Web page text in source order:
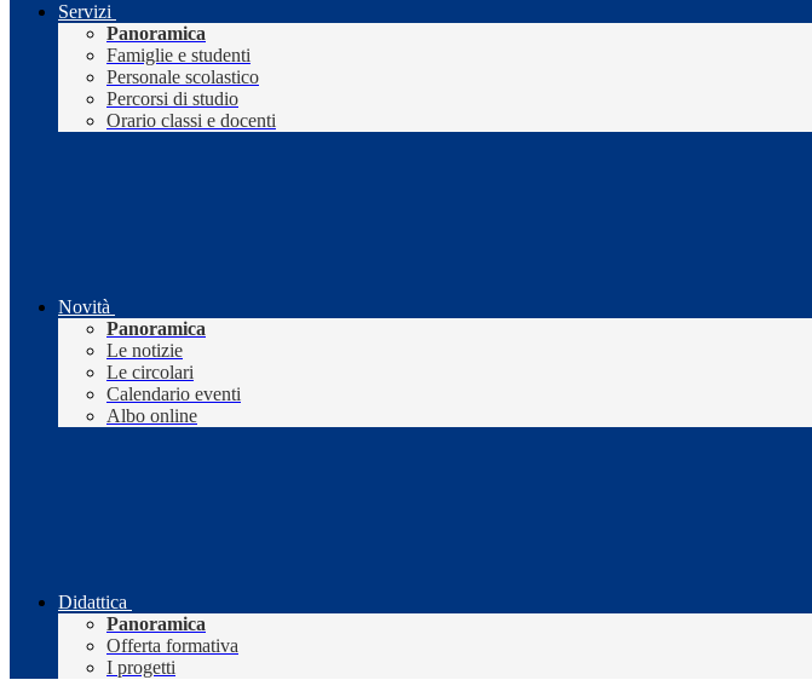
Servizi
Panoramica
Famiglie e studenti
Personale scolastico
Percorsi di studio
Orario classi e docenti
Novità
Panoramica
Le notizie
Le circolari
Calendario eventi
Albo online
Didattica
Panoramica
Offerta formativa
I progetti